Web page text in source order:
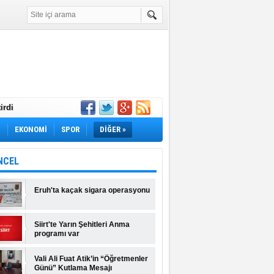
İş Arayanlar
Açıklandı!
Fiyatlar ve
EKONOMİ SPOR DİĞER »
Eruh'ta kaçak sigara operasyonu
Siirt'te Yarın Şehitleri Anma
programı var
Vali Ali Fuat Atik’in “Öğretmenler
Günü” Kutlama Mesajı